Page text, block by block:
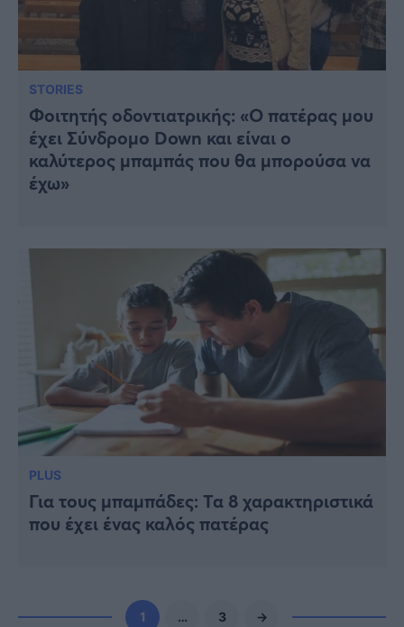
STORIES
Φοιτητής οδοντιατρικής: «Ο πατέρας μου
έχει Σύνδρομο Down και είναι ο
καλύτερος μπαμπάς που θα μπορούσα να
έχω»
PLUS
Για τους μπαμπάδες: Τα 8 χαρακτηριστικά
που έχει ένας καλός πατέρας
1 … 3 →